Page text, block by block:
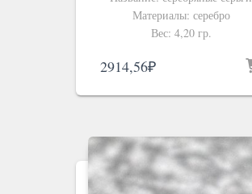
Материалы: серебро
Вес: 4,20 гр.
2914,56₽